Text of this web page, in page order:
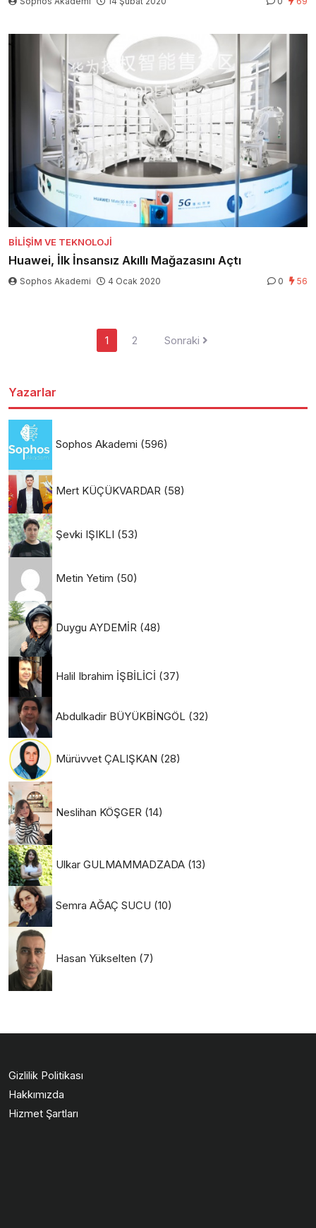
BILIŞIM VE TEKNOLOJI
Huawei, İlk İnsansız Akıllı Mağazasını Açtı
Sophos Akademi 4 Ocak 2020 0 56
1 2 Sonraki
Yazarlar
Sophos Akademi (596)
Mert KÜÇÜKVARDAR (58)
Şevki IŞIKLI (53)
Metin Yetim (50)
Duygu AYDEMİR (48)
Halil Ibrahim İŞBİLİCİ (37)
Abdulkadir BÜYÜKBİNGÖL (32)
Mürüvvet ÇALIŞKAN (28)
Neslihan KÖŞGER (14)
Ulkar GULMAMMADZADA (13)
Semra AĞAÇ SUCU (10)
Hasan Yükselten (7)
Gizlilik Politikası
Hakkımızda
Hizmet Şartları